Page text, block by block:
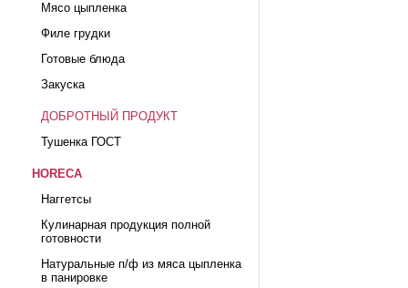
Мясо цыпленка
Филе грудки
Готовые блюда
Закуска
ДОБРОТНЫЙ ПРОДУКТ
Тушенка ГОСТ
HORECA
Наггетсы
Кулинарная продукция полной
готовности
Натуральные п/ф из мяса цыпленка
в панировке